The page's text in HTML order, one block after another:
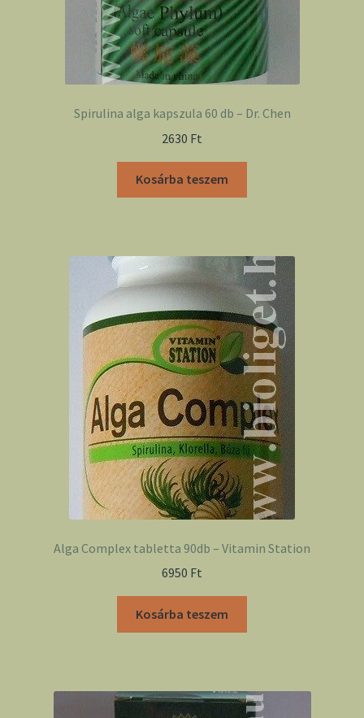
Spirulina alga kapszula 60 db – Dr. Chen
2630 Ft
Kosárba teszem
Alga Complex tabletta 90db – Vitamin Station
6950 Ft
Kosárba teszem